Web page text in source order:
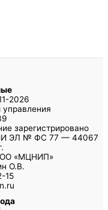
2026
зарегистрировано
ЭЛ № ФС 77 — 44067
«МЦНИП»
О.В.
15